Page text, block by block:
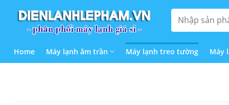
kiếm:
Home Máy lạnh âm trần Máy lạnh treo tường Máy